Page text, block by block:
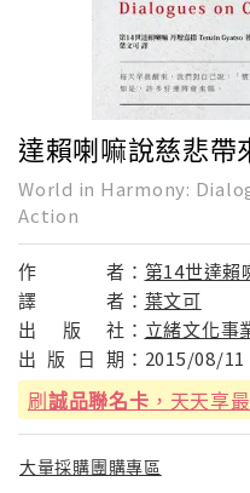
達賴喇嘛說慈悲帶
World in Harmony:
Action
作 者： 第14世達賴
譯
者： 葉文可
出
版 社： 立緒文化事
出 版 日 期： 2015/08/11
刷誠品聯名卡 ，天天享
大量採購團購專區